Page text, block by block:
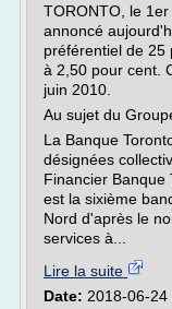
TORONTO, le
annoncé
préférentiel de 25
à 2,50 pour cent.
juin 2010.
Au sujet du
La Banque
désignées
Financier Banque
est la sixième
Nord d'après le
services à...
Lire la suite
Date: 2018-06-24